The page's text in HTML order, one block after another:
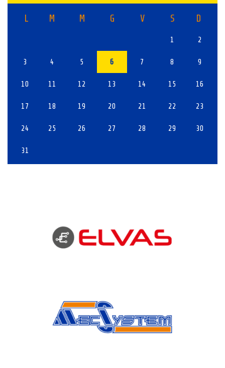
L M M G V S D
1 2
3 4 5 6 7 8 9
10 11 12 13 14 15 16
17 18 19 20 21 22 23
24 25 26 27 28 29 30
31